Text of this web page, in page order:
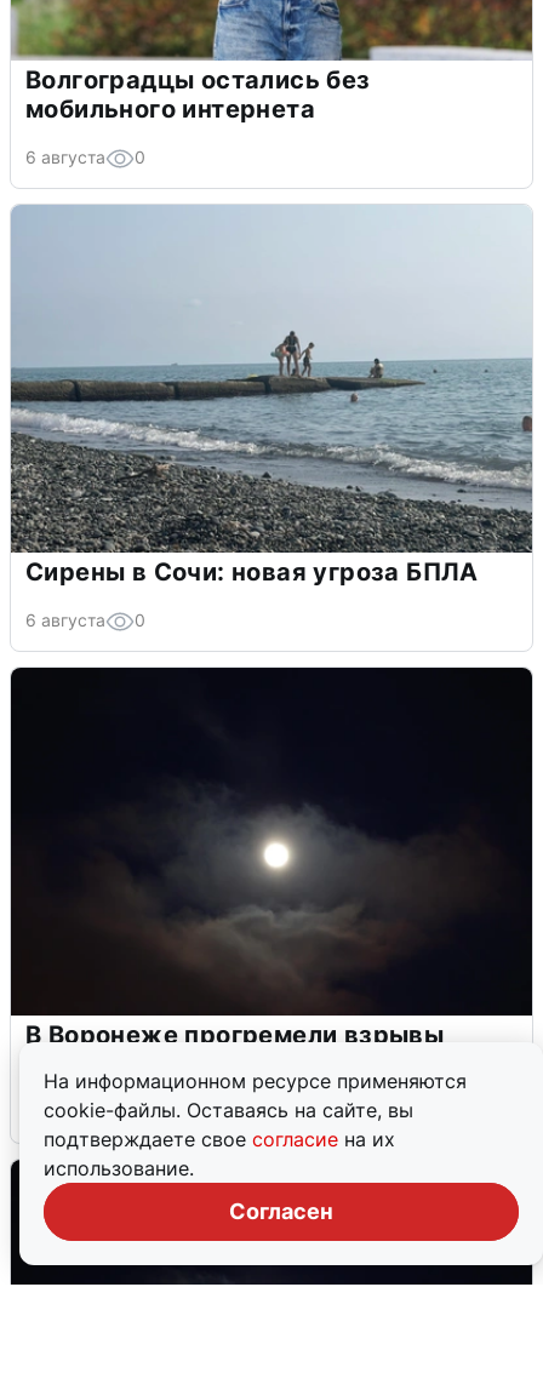
На информационном ресурсе применяются
cookie-файлы. Оставаясь на сайте, вы
подтверждаете свое согласие на их
использование.
Согласен
Волгоградцы остались без
мобильного интернета
6 августа 0
Сирены в Сочи: новая угроза БПЛА
6 августа 0
В Воронеже прогремели взрывы
5 августа 0